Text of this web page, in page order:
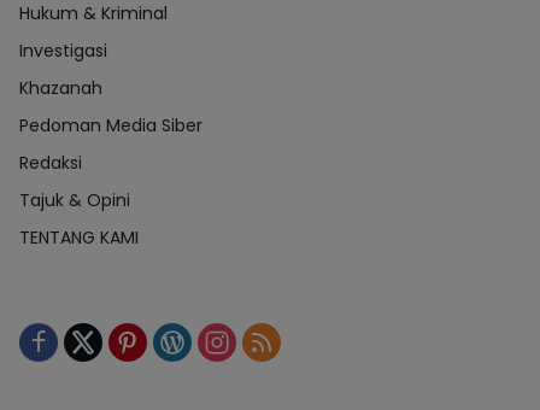
Hukum & Kriminal
Investigasi
Khazanah
Pedoman Media Siber
Redaksi
Tajuk & Opini
TENTANG KAMI